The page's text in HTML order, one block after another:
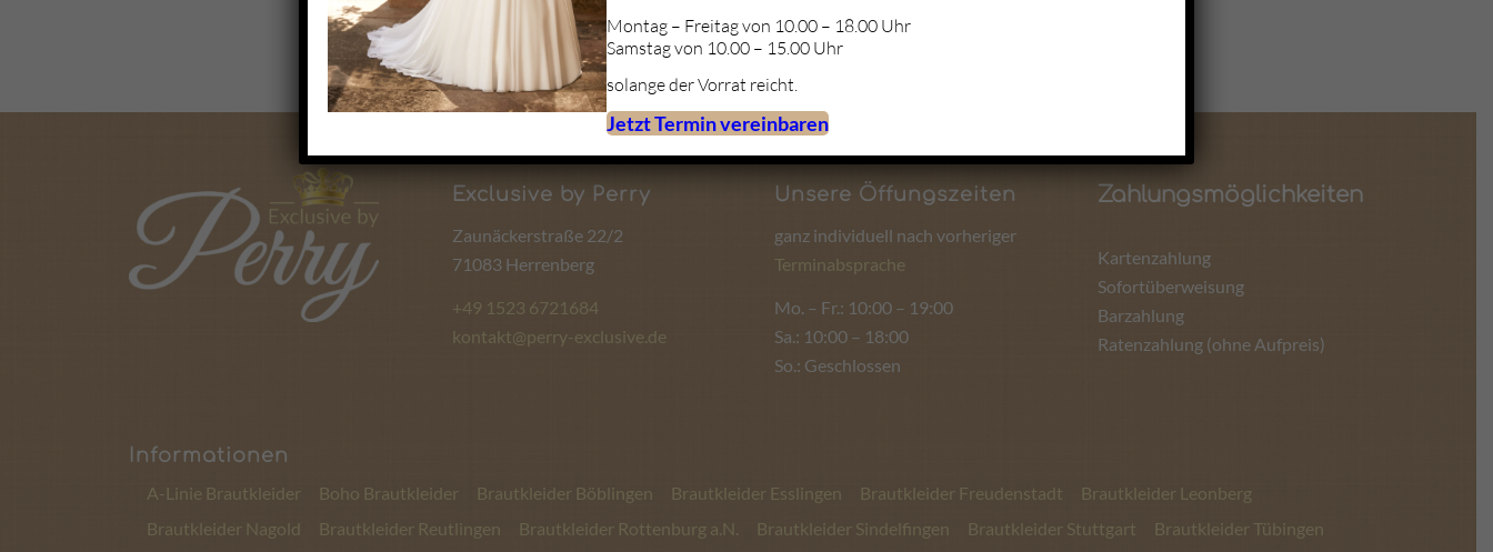
neuen Fenster zu
öffnen.
Exclusive by Perry
Zaunäckerstraße 22/2
71083 Herrenberg
+49 1523 6721684
kontakt@perry-exclusive.de
Unsere Öffungszeiten
ganz individuell nach vorheriger
Terminabsprache
Mo. – Fr.: 10:00 – 19:00
Sa.: 10:00 – 18:00
So.: Geschlossen
Zahlungsmöglichkeiten
Kartenzahlung
Sofortüberweisung
Barzahlung
Ratenzahlung (ohne Aufpreis)
Informationen
A-Linie Brautkleider Boho Brautkleider Brautkleider Böblingen Brautkleider Esslingen Brautkleider Freudenstadt
Brautkleider Leonberg
Brautkleider Nagold
Brautkleider Reutlingen Brautkleider Rottenburg a.N. Brautkleider Sindelfingen Brautkleider Stuttgart Brautkleider Tübingen
Montag – Freitag von 10.00 – 18.00 Uhr
Samstag von 10.00 – 15.00 Uhr
solange der Vorrat reicht.
Jetzt Termin vereinbaren